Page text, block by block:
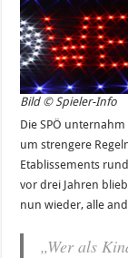
Bild © Spieler-Info
Die SPÖ
um strengere
Etablissements
vor drei Jahren
nun wieder, alle
„Wer als